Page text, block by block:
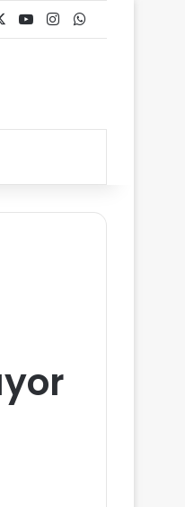
YouTubeInstagram